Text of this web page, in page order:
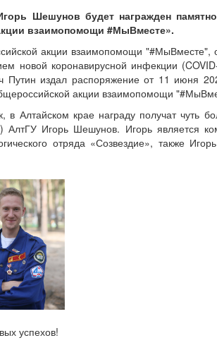
Шешунов будет награжден
взаимопомощи #МыВместе».
акции взаимопомощи "#МыВместе",
новой коронавирусной инфекции
издал распоряжение от 11 июня
акции взаимопомощи
Алтайском крае награду получат чуть
АлтГУ Игорь Шешунов. Игорь является
отряда «Созвездие», также
успехов!